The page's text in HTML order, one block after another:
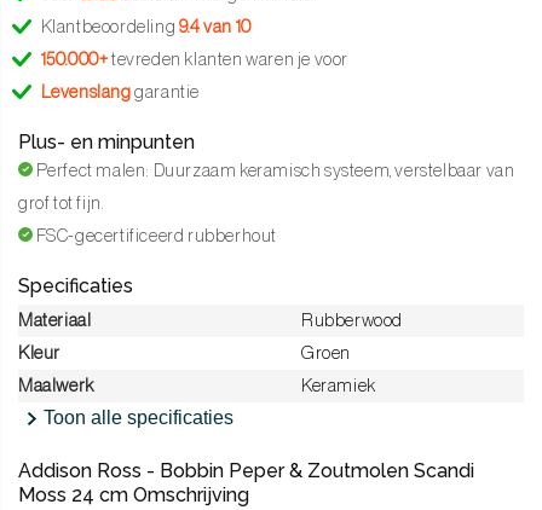
Klantbeoordeling 9.4 van 10
150.000+tevreden klanten waren je voor
Levenslang garantie
Plus- en minpunten
Perfect malen: Duurzaam keramisch systeem, verstelbaar van
grof tot fijn.
FSC-gecertificeerd rubberhout
Specificaties
Materiaal
Rubberwood
Kleur
Groen
Maalwerk
Keramiek
Toon alle specificaties
Addison Ross - Bobbin Peper & Zoutmolen Scandi
Moss 24 cm Omschrijving